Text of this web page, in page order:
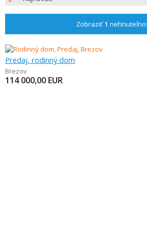
Zobraziť1
Predaj, rodinný dom
Brezov
114 000,00 EUR